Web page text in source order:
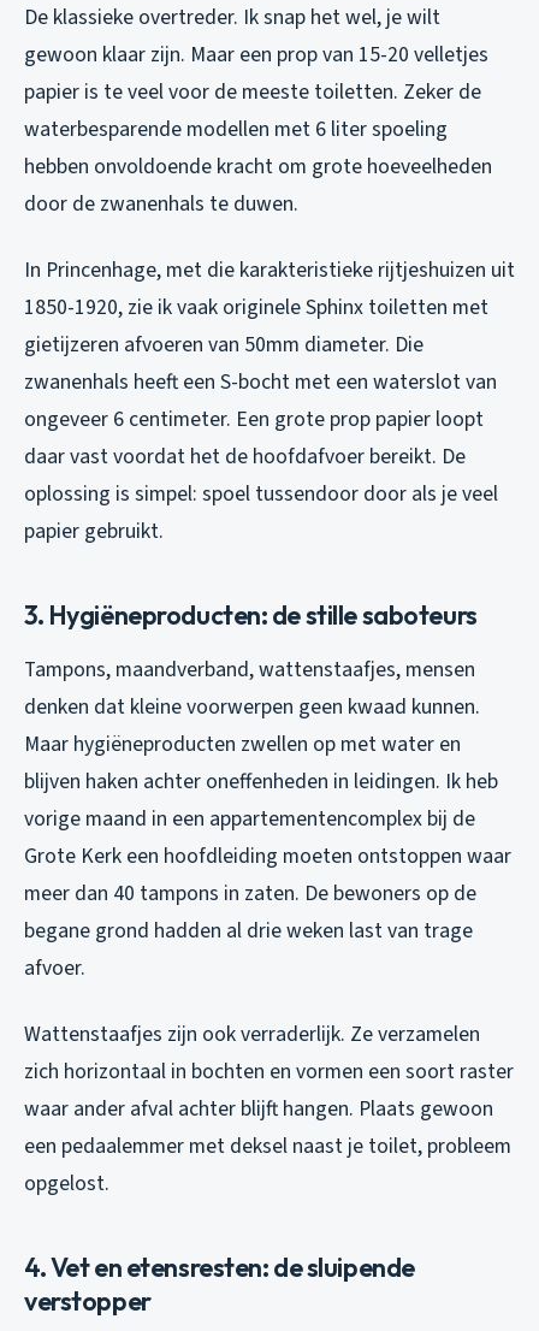
De klassieke overtreder. Ik snap het wel, je wilt
gewoon klaar zijn. Maar een prop van 15-20 velletjes
papier is te veel voor de meeste toiletten. Zeker de
waterbesparende modellen met 6 liter spoeling
hebben onvoldoende kracht om grote hoeveelheden
door de zwanenhals te duwen.
In Princenhage, met die karakteristieke rijtjeshuizen uit
1850-1920, zie ik vaak originele Sphinx toiletten met
gietijzeren afvoeren van 50mm diameter. Die
zwanenhals heeft een S-bocht met een waterslot van
ongeveer 6 centimeter. Een grote prop papier loopt
daar vast voordat het de hoofdafvoer bereikt. De
oplossing is simpel: spoel tussendoor door als je veel
papier gebruikt.
3. Hygiëneproducten: de stille saboteurs
Tampons, maandverband, wattenstaafjes, mensen
denken dat kleine voorwerpen geen kwaad kunnen.
Maar hygiëneproducten zwellen op met water en
blijven haken achter oneffenheden in leidingen. Ik heb
vorige maand in een appartementencomplex bij de
Grote Kerk een hoofdleiding moeten ontstoppen waar
meer dan 40 tampons in zaten. De bewoners op de
begane grond hadden al drie weken last van trage
afvoer.
Wattenstaafjes zijn ook verraderlijk. Ze verzamelen
zich horizontaal in bochten en vormen een soort raster
waar ander afval achter blijft hangen. Plaats gewoon
een pedaalemmer met deksel naast je toilet, probleem
opgelost.
4. Vet en etensresten: de sluipende
verstopper